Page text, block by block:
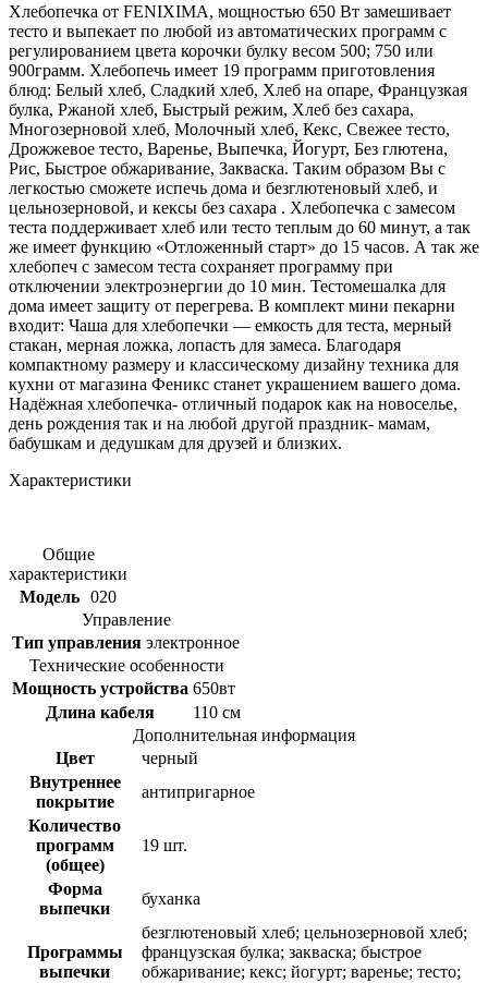
Хлебопечка от FENIXIMA, мощностью 650 Вт замешивает
тесто и выпекает по любой из автоматических программ с
регулированием цвета корочки булку весом 500; 750 или
900грамм. Хлебопечь имеет 19 программ приготовления
блюд: Белый хлеб, Сладкий хлеб, Хлеб на опаре, Французкая
булка, Ржаной хлеб, Быстрый режим, Хлеб без сахара,
Многозерновой хлеб, Молочный хлеб, Кекс, Свежее тесто,
Дрожжевое тесто, Варенье, Выпечка, Йогурт, Без глютена,
Рис, Быстрое обжаривание, Закваска. Таким образом Вы с
легкостью сможете испечь дома и безглютеновый хлеб, и
цельнозерновой, и кексы без сахара . Хлебопечка с замесом
теста поддерживает хлеб или тесто теплым до 60 минут, а так
же имеет функцию «Отложенный старт» до 15 часов. А так же
хлебопеч с замесом теста сохраняет программу при
отключении электроэнергии до 10 мин. Тестомешалка для
дома имеет защиту от перегрева. В комплект мини пекарни
входит: Чаша для хлебопечки — емкость для теста, мерный
стакан, мерная ложка, лопасть для замеса. Благодаря
компактному размеру и классическому дизайну техника для
кухни от магазина Феникс станет украшением вашего дома.
Надёжная хлебопечка- отличный подарок как на новоселье,
день рождения так и на любой другой праздник- мамам,
бабушкам и дедушкам для друзей и близких.
Характеристики
Общие
характеристики
Модель
020
Управление
Тип управления электронное
Технические особенности
Мощность устройства 650вт
Длина кабеля
110 см
Дополнительная информация
Цвет
черный
Внутреннее
покрытие
антипригарное
Количество
программ
(общее)
19 шт.
Форма
выпечки
буханка
Программы
выпечки
безглютеновый хлеб; цельнозерновой хлеб;
французская булка; закваска; быстрое
обжаривание; кекс; йогурт; варенье; тесто;